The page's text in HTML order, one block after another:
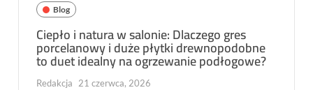
Blog
Ciepło i natura w salonie: Dlaczego gres
porcelanowy i duże płytki drewnopodobne
to duet idealny na ogrzewanie podłogowe?
Redakcja 21 czerwca, 2026